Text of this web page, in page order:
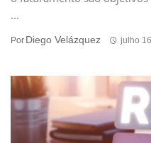
...
Por Diego Velázquez julho